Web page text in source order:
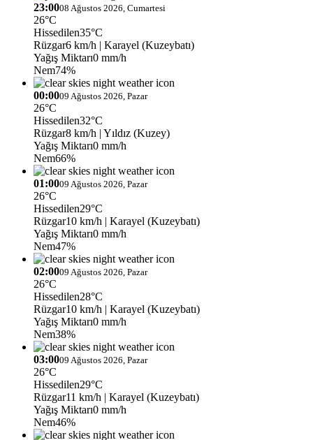
23:0008 Ağustos 2026, Cumartesi
26°C
Hissedilen35°C
Rüzgar6 km/h | Karayel (Kuzeybatı)
Yağış Miktarı0 mm/h
Nem74%
00:0009 Ağustos 2026, Pazar
26°C
Hissedilen32°C
Rüzgar8 km/h | Yıldız (Kuzey)
Yağış Miktarı0 mm/h
Nem66%
01:0009 Ağustos 2026, Pazar
26°C
Hissedilen29°C
Rüzgar10 km/h | Karayel (Kuzeybatı)
Yağış Miktarı0 mm/h
Nem47%
02:0009 Ağustos 2026, Pazar
26°C
Hissedilen28°C
Rüzgar10 km/h | Karayel (Kuzeybatı)
Yağış Miktarı0 mm/h
Nem38%
03:0009 Ağustos 2026, Pazar
26°C
Hissedilen29°C
Rüzgar11 km/h | Karayel (Kuzeybatı)
Yağış Miktarı0 mm/h
Nem46%